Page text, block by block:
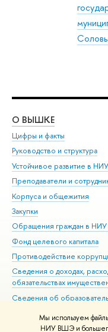
Мы используем
НИУ ВШЭ и большего
О ВЫШКЕ
Цифры и факты
Руководство и структура
Устойчивое развитие в
Преподаватели и
Корпуса и общежития
Закупки
Обращения граждан в
Фонд целевого капитала
Противодействие
Сведения о доходах,
обязательствах
Сведения об
Людям с ограниченными
Единая платежная страница